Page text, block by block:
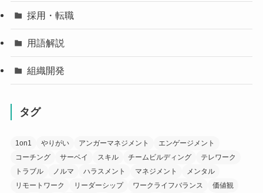
採用・転職
用語解説
組織開発
タグ
1on1 やりがい アンガーマネジメント
エンゲージメント
コーチング
サーベイ スキル チームビルディング
テレワーク
トラブル
ノルマ ハラスメント マネジメント
メンタル
リモートワーク
リーダーシップ ワークライフバランス
価値観